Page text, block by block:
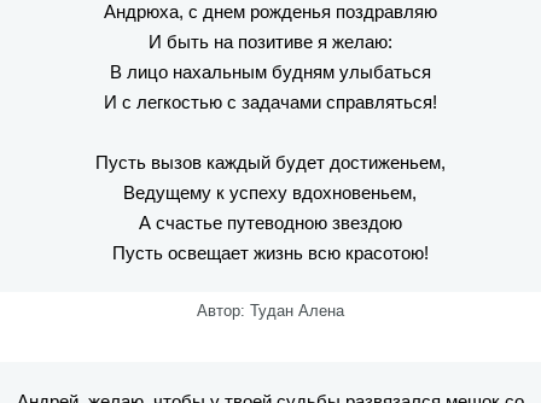
Андрюха, с днем рожденья поздравляю
И быть на позитиве я желаю:
В лицо нахальным будням улыбаться
И с легкостью с задачами справляться!
Пусть вызов каждый будет достиженьем,
Ведущему к успеху вдохновеньем,
А счастье путеводною звездою
Пусть освещает жизнь всю красотою!
Автор: Тудан Алена